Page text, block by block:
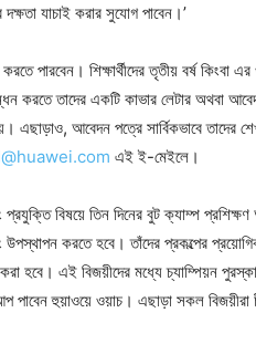
যাচাই করার সুযোগ পাবেন।’
পারবেন। শিক্ষার্থীদের তৃতীয় বর্ষ কিংবা
করতে তাদের একটি কাভার লেটার অথবা
এছাড়াও, আবেদন পত্রে সার্বিকভাবে তাদের
এই ই-মেইলে।
প্রযুক্তি বিষয়ে তিন দিনের বুট ক্যাম্প
করতে হবে। তাঁদের প্রকল্পের
হবে। এই বিজয়ীদের মধ্যে চ্যাম্পিয়ন
পাবেন হুয়াওয়ে ওয়াচ। এছাড়া সকল বিজয়ীরা